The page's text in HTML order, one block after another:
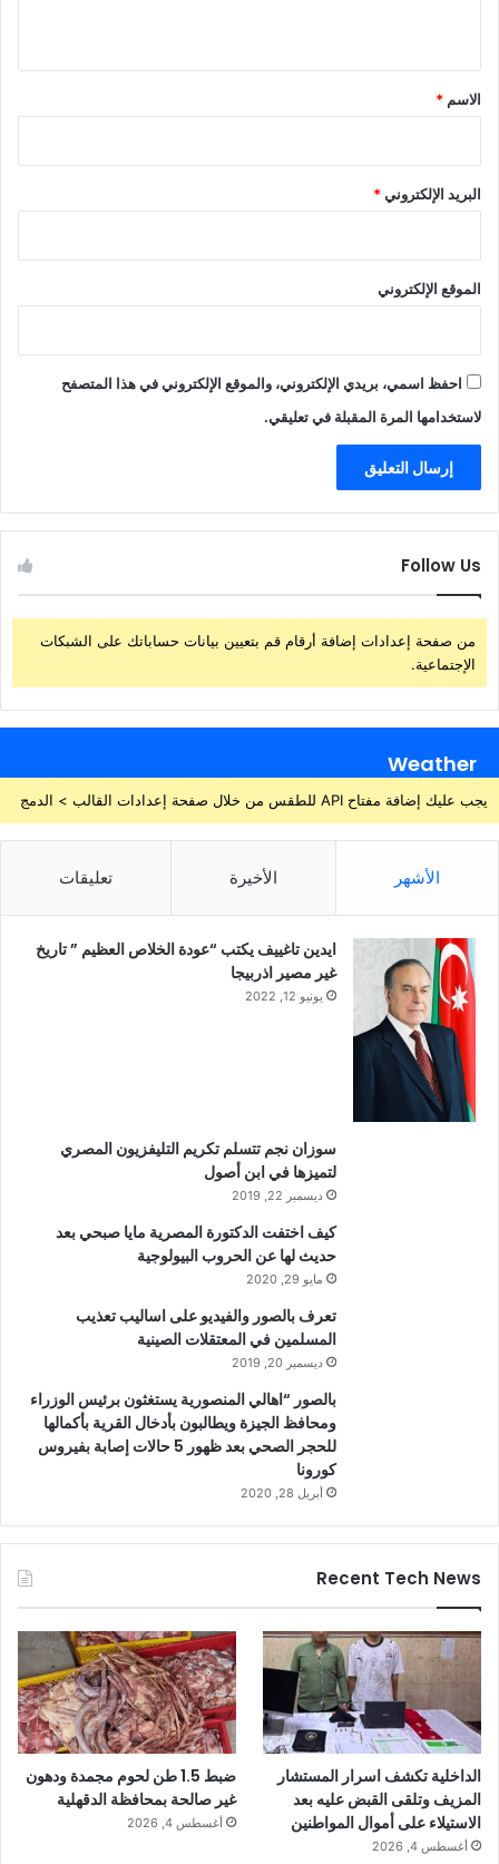
*
الاسم *
البريد الإلكتروني*
الموقع الإلكتروني
احفظ اسمي، بريدي الإلكتروني، والموقع الإلكتروني في هذا المتصفح
لاستخدامها المرة المقبلة في تعليقي.
Follow Us
من صفحة إعدادات إضافة أرقام قم بتعيين بيانات حساباتك على الشبكات
الإجتماعية.
Weather
يجب عليك إضافة مفتاح API للطقس من خلال صفحة إعدادات القالب > الدمج
الأشهر الأخيرة تعليقات
ايدين تاغييف يكتب “عودة الخلاص العظيم ” تاريخ
غير مصير اذربيجا
يونيو 12, 2022
سوزان نجم تتسلم تكريم التليفزيون المصري
لتميزها في ابن أصول
ديسمبر 22, 2019
كيف اختفت الدكتورة المصرية مايا صبحي بعد
حديث لها عن الحروب البيولوجية
مايو 29, 2020
تعرف بالصور والفيديو على اساليب تعذيب
المسلمين في المعتقلات الصينية
ديسمبر 20, 2019
بالصور “اهالي المنصورية يستغثون برئيس الوزراء
ومحافظ الجيزة ويطالبون بأدخال القرية بأكمالها
للحجر الصحي بعد ظهور 5 حالات إصابة بفيروس
كورونا
أبريل 28, 2020
Recent Tech News
الداخلية تكشف اسرار المستشار
المزيف وتلقى القبض عليه بعد
الاستيلاء على أموال المواطنين
أغسطس 4, 2026
ضبط 1.5 طن لحوم مجمدة ودهون
غير صالحة بمحافظة الدقهلية
أغسطس 4, 2026